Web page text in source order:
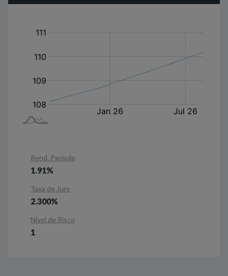
Rend. Período
1.91%
Taxa de Juro
2.300%
Nível de Risco
1